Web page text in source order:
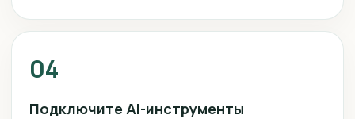
04
Подключите AI-инструменты